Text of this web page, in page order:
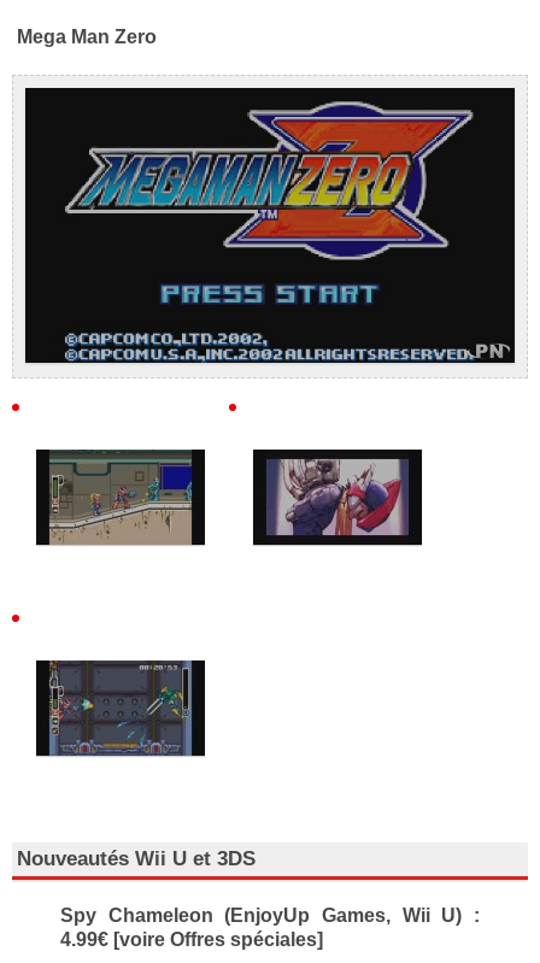
Mega Man Zero
Nouveautés Wii U et 3DS
Spy Chameleon (EnjoyUp Games, Wii U) :
4.99€ [voire Offres spéciales]